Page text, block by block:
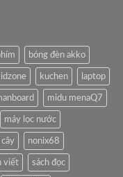
bóng đèn akko
kuchen laptop
midu menaQ7
máy lọc nước
nonix68
viết sách đọc